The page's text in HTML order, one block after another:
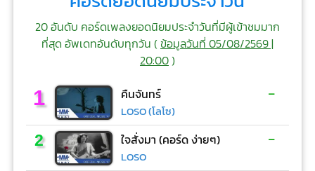
20 อันดับ คอร์ดเพลงยอดนิยมประจำวันที่มีผู้เข้าชมมาก
ที่สุด อัพเดทอันดับทุกวัน (ข้อมูลวันที่ 05/08/2569 |
20:00)
1 คืนจันทร์
LOSO (โลโซ)
-
2 ใจสั่งมา (คอร์ด ง่ายๆ)
LOSO
-